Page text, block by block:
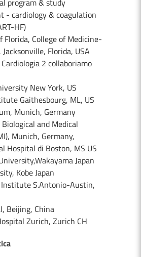
program & study
- cardiology & coagulation
HF)
Florida, College of Medicine-
Florida, USA
2 collaboriamo
New York, US
Gaithesbourg, ML, US
Munich, Germany
and Medical
Munich, Germany,
Hospital di Boston, MS US
Japan
Kobe Japan
Institute S.Antonio-Austin,
Beijing, China
Zurich, Zurich CH